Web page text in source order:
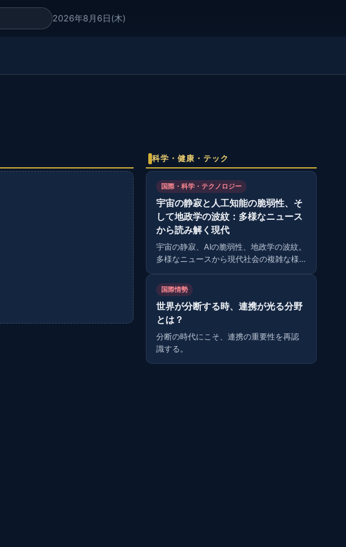
2026年8月6日(木)
科学・健康・テック
国際・科学・テクノロジー
宇宙の静寂と人工知能の脆弱性、そ
して地政学の波紋：多様なニュース
から読み解く現代
宇宙の静寂、AIの脆弱性、地政学の波紋。
多様なニュースから現代社会の複雑な様
国際情勢
世界が分断する時、連携が光る分野
とは？
分断の時代にこそ、連携の重要性を再認
識する。